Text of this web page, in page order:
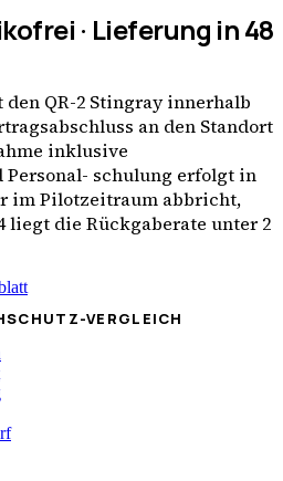
· Lieferung in 48
QR-2 Stingray innerhalb
an den Standort
inklusive
schulung erfolgt in
im Pilotzeitraum abbricht,
liegt die Rückgaberate unter 2
VERGLEICH